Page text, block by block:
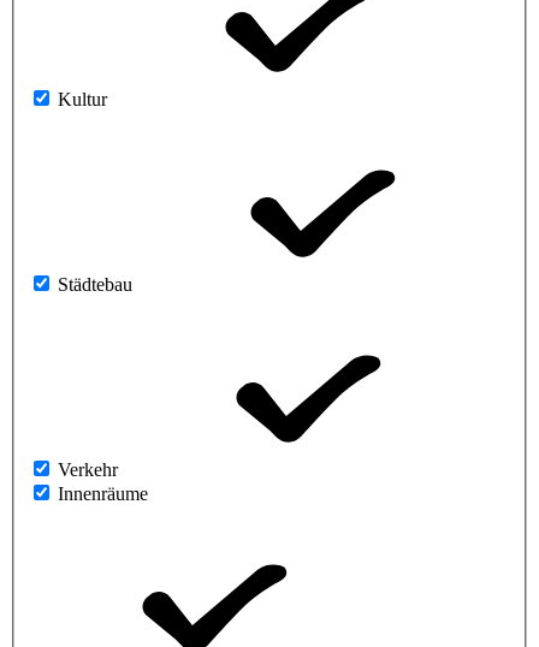
Kultur
Städtebau
Verkehr
Innenräume